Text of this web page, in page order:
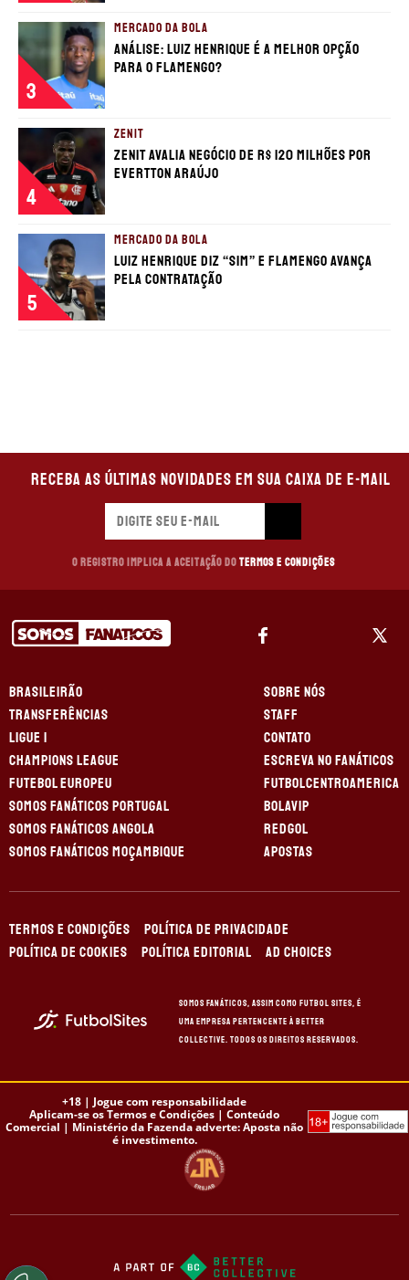
3
MERCADO DA BOLA
Análise: Luiz Henrique é a melhor opção
para o Flamengo?
4
ZENIT
Zenit avalia negócio de R$ 120 milhões por
Evertton Araújo
5
MERCADO DA BOLA
Luiz Henrique diz “sim” e Flamengo avança
pela contratação
Receba as últimas novidades em sua caixa de e-mail
O registro implica a aceitação do Termos e Condições
BRASILEIRÃO
TRANSFERÊNCIAS
LIGUE 1
CHAMPIONS LEAGUE
FUTEBOL EUROPEU
SOMOS FANÁTICOS PORTUGAL
SOMOS FANÁTICOS ANGOLA
SOMOS FANÁTICOS MOÇAMBIQUE
SOBRE NÓS
STAFF
CONTATO
ESCREVA NO FANÁTICOS
FUTBOLCENTROAMERICA
BOLAVIP
REDGOL
APOSTAS
TERMOS E CONDIÇÕES
POLÍTICA DE PRIVACIDADE
POLÍTICA DE COOKIES
POLÍTICA EDITORIAL AD CHOICES
Somos Fanáticos, assim como Futbol Sites, é
uma empresa pertencente à Better
Collective. Todos os direitos reservados.
+18 | Jogue com responsabilidade
Aplicam-se os Termos e Condições | Conteúdo
Comercial | Ministério da Fazenda adverte: Aposta não
é investimento.